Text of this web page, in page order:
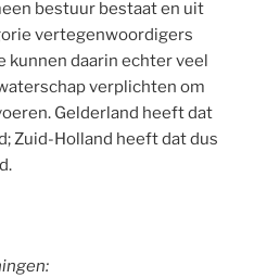
bestuur bestaat en uit
vertegenwoordigers
kunnen daarin echter veel
verplichten om
Gelderland heeft dat
Zuid-Holland heeft dat dus